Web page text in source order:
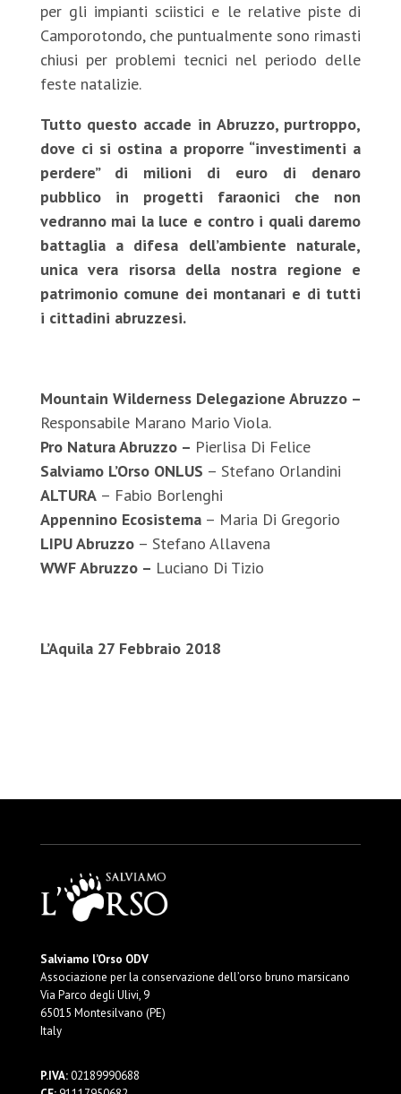
per gli impianti sciistici e le relative piste di
Camporotondo, che puntualmente sono rimasti
chiusi per problemi tecnici nel periodo delle
feste natalizie.
Tutto questo accade in Abruzzo, purtroppo,
dove ci si ostina a proporre “investimenti a
perdere” di milioni di euro di denaro
pubblico in progetti faraonici che non
vedranno mai la luce e contro i quali daremo
battaglia a difesa dell’ambiente naturale,
unica vera risorsa della nostra regione e
patrimonio comune dei montanari e di tutti
i cittadini abruzzesi.
Mountain Wilderness Delegazione Abruzzo –
Responsabile Marano Mario Viola.
Pro Natura Abruzzo – Pierlisa Di Felice
Salviamo L’Orso ONLUS – Stefano Orlandini
ALTURA– Fabio Borlenghi
Appennino Ecosistema– Maria Di Gregorio
LIPU Abruzzo– Stefano Allavena
WWF Abruzzo – Luciano Di Tizio
L’Aquila 27 Febbraio 2018
Salviamo l’Orso ODV
Associazione per la conservazione dell’orso bruno marsicano
Via Parco degli Ulivi, 9
65015 Montesilvano (PE)
Italy
P.IVA:02189990688